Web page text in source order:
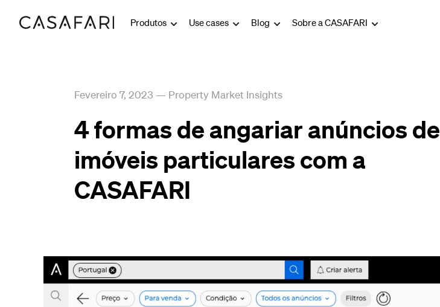
Produtos Use cases Blog Sobre a CASAFARI
Fevereiro 7, 2023 — Property Market Insights
4 formas de angariar anúncios de
imóveis particulares com a
CASAFARI